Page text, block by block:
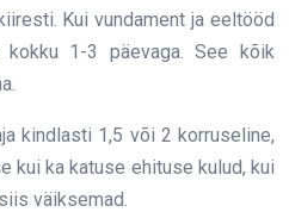
Kui vundament ja eeltööd
kokku 1-3 päevaga. See kõik
kindlasti 1,5 või 2 korruseline,
kui ka katuse ehituse kulud, kui
väiksemad.